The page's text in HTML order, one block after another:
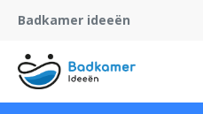
Badkamer ideeën